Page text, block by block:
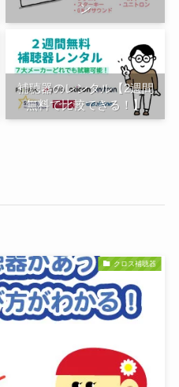
ン
補聴器のレンタル【2週間
無料で比較できる！】
クロス補聴器